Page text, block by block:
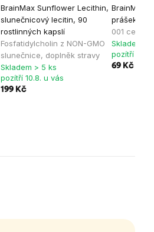
BrainMax Sunflower Lecithin,
slunečnicový lecitin, 90
rostlinných kapslí
Fosfatidylcholin z NON-GMO
slunečnice, doplněk stravy
Skladem > 5 ks
pozítří 10.8. u vás
199 Kč
BrainMax
prášek,
001
Skladem >
pozítří
69 Kč